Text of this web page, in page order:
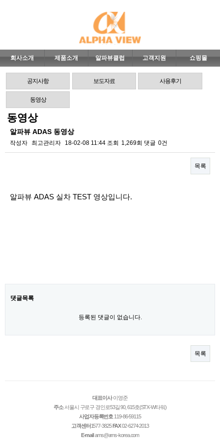
회사소개 제품소개 알파뷰클럽 고객지원 쇼핑몰
공지사항 보도자료 사용후기
동영상
동영상
알파뷰 ADAS 동영상
작성자 최고관리자 18-02-08 11:44 조회 1,269회 댓글 0건
목록
알파뷰 ADAS 실차 TEST 영상입니다.
댓글목록
등록된 댓글이 없습니다.
목록
대표이사이영준
주소서울시 구로구 경인로53길 90, 615호(STX-W타워)
사업자등록번호 119-86-59115
고객센터1577-3825FAX02-6274-2013
E-mailams@ams-korea.com